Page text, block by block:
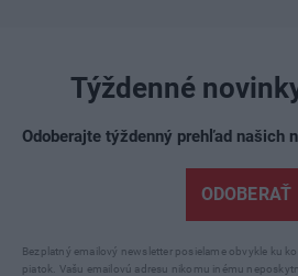
Týždenné
Odoberajte týždenný prehľad našich
ODOBERAŤ
Bezplatný emailový newsletter posielame obvykle ku
piatok. Vašu emailovú adresu nikomu inému